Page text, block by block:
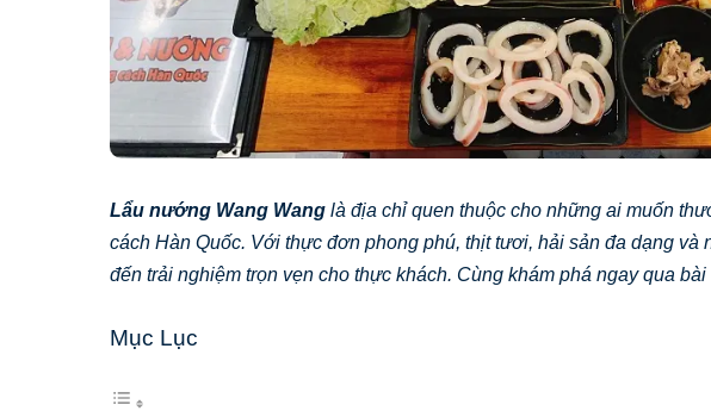
Lẩu nướng Wang Wang là địa chỉ quen thuộc cho những ai muốn
cách Hàn Quốc. Với thực đơn phong phú, thịt tươi, hải sản đa dạng và
đến trải nghiệm trọn vẹn cho thực khách. Cùng khám phá ngay qua
Mục Lục